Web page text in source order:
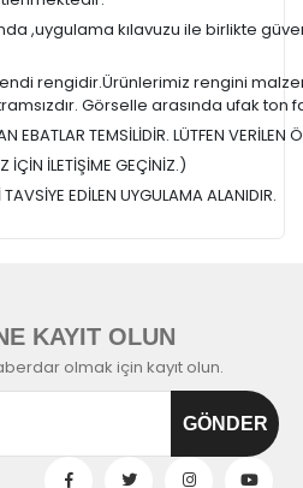
,uygulama kılavuzu ile birlikte
rengidir.Ürünlerimiz rengini
Görselle arasında ufak ton
EBATLAR TEMSİLİDİR. LÜTFEN VERİLEN
İÇİN İLETİŞİME GEÇİNİZ.)
EDİLEN UYGULAMA ALANIDIR.
KAYIT OLUN
olmak için kayıt olun.